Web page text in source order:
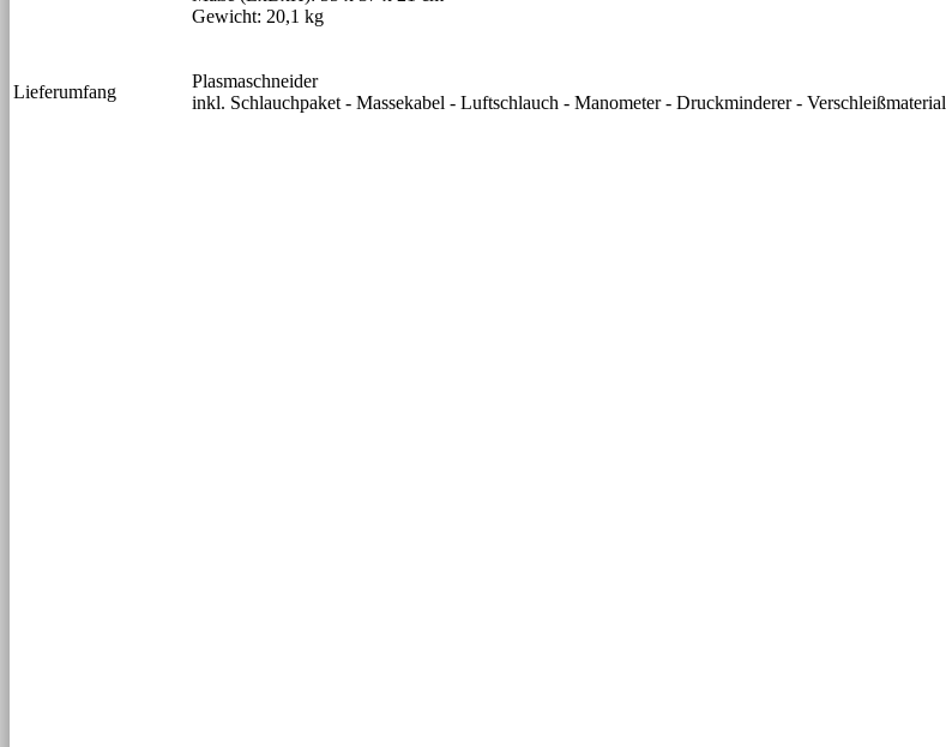
Gewicht: 20,1 kg
Lieferumfang
Plasmaschneider
inkl. Schlauchpaket - Massekabel - Luftschlauch - Manometer - Druckminderer - Verschleißmaterial